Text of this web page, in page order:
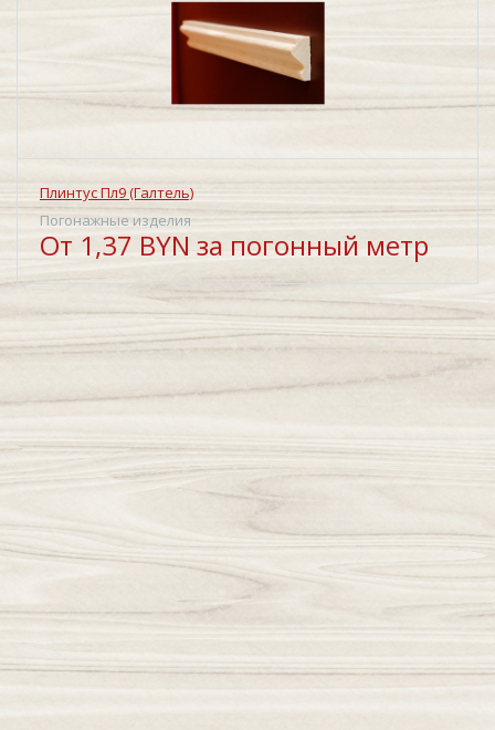
Плинтус Пл9 (Галтель)
Погонажные изделия
От 1,37 BYN за погонный метр